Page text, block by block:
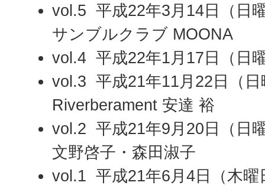
vol.5 平成22年3月14日（日
サンブルクラブ MOONA
vol.4 平成22年1月17日（日
vol.3 平成21年11月22日（
Riverberament 安達 裕
vol.2 平成21年9月20日（日
文野啓子・森田淑子
vol.1 平成21年6月4日（木曜